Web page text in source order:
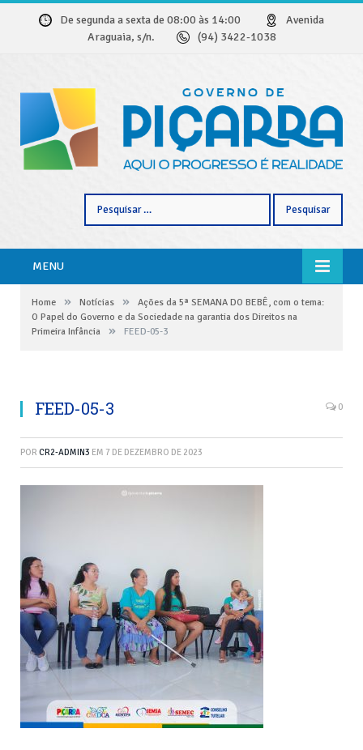
De segunda a sexta de 08:00 às 14:00
Avenida
Araguaia, s/n.
(94) 3422-1038
MENU
Home » Notícias »
Ações da 5ª SEMANA DO BEBÊ, com o tema:
O Papel do Governo e da Sociedade na garantia dos Direitos na
Primeira Infância
» FEED-05-3
FEED-05-3 0
POR CR2-ADMIN3 EM 7 DE DEZEMBRO DE 2023